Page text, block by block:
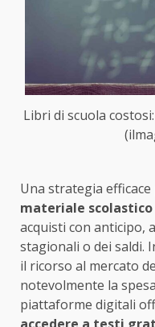
Libri di scuola
Una strategia
materiale scolastico
acquisti con anticipo,
stagionali o dei saldi.
il ricorso al mercato
notevolmente la
piattaforme digitali
accedere a testi